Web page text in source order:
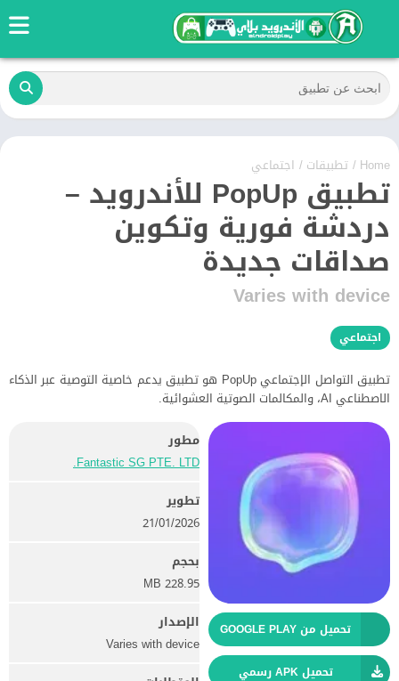
Home
/ تطبيقات / اجتماعي
تطبيق PopUp للأندرويد –
دردشة فورية وتكوين
صداقات جديدة
Varies with device
اجتماعي
تطبيق التواصل الإجتماعي PopUp هو تطبيق يدعم خاصية التوصية عبر الذكاء
الاصطناعي AI، والمكالمات الصوتية العشوائية.
تحميل من GOOGLE PLAY
تحميل APK رسمي
مطور
Fantastic SG PTE. LTD.
تطوير
21/01/2026
بحجم
228.95 MB
الإصدار
Varies with device